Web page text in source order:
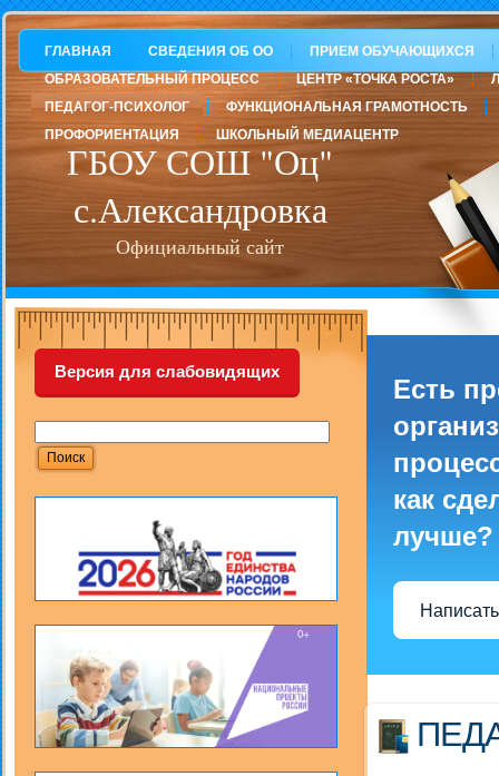
ГБОУ СОШ "Оц"
с.Александровка
Официальный сайт
ГЛАВНАЯ СВЕДЕНИЯ ОБ ОО
ПРИЕМ ОБУЧАЮЩИХСЯ
ОБРАЗОВАТЕЛЬНЫЙ ПРОЦЕСС
ЦЕНТР «ТОЧКА РОСТА»
ПЕДАГОГ-ПСИХОЛОГ
ФУНКЦИОНАЛЬНАЯ ГРАМОТНОСТЬ
ПРОФОРИЕНТАЦИЯ
ШКОЛЬНЫЙ МЕДИАЦЕНТР
Версия для слабовидящих
Есть
как
лучше?